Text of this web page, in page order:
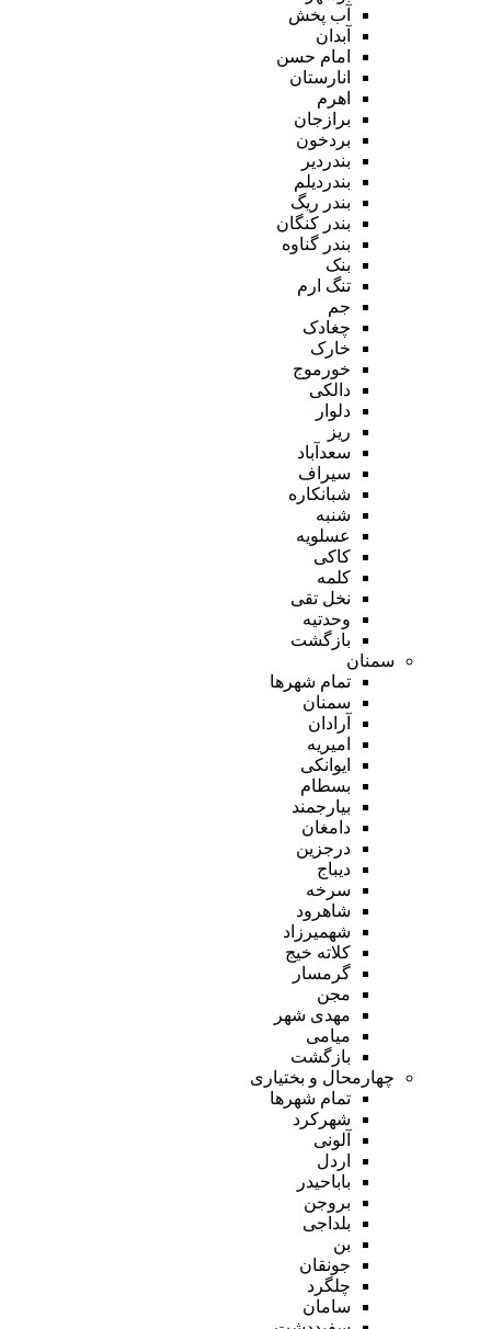
آب پخش
آبدان
امام حسن
انارستان
اهرم
برازجان
بردخون
بندردیر
بندردیلم
بندر ریگ
بندر کنگان
بندر گناوه
بنک
تنگ ارم
جم
چغادک
خارک
خورموج
دالکی
دلوار
ریز
سعدآباد
سیراف
شبانکاره
شنبه
عسلویه
کاکی
کلمه
نخل تقی
وحدتیه
بازگشت
سمنان
تمام شهر‌ها
سمنان
آرادان
امیریه
ایوانکی
بسطام
بیارجمند
دامغان
درجزین
دیباج
سرخه
شاهرود
شهمیرزاد
کلاته خیج
گرمسار
مجن
مهدی شهر
میامی
بازگشت
چهارمحال و بختیاری
تمام شهر‌ها
شهرکرد
آلونی
اردل
باباحیدر
بروجن
بلداجی
بن
جونقان
چلگرد
سامان